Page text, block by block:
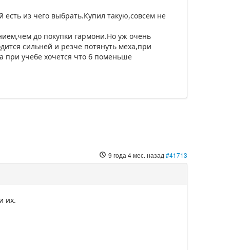
есть из чего выбрать.Купил такую,совсем не
до покупки гармони.Но уж очень
сильней и резче потянуть меха,при
при учебе хочется что б поменьше
9 года 4 мес. назад #41713
их.